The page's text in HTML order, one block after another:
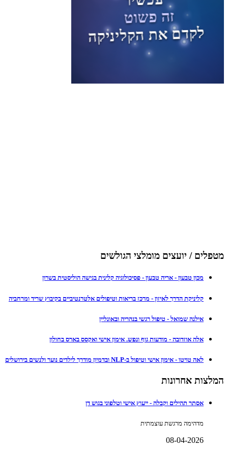
מטפלים / יועצים מומלצי הגולשים
מכון טבעון - אריה טבעון - פסיכולוגיה קלינית בגישה הוליסטית בשרון
קליניקת הדרך לאיזון - מרכז בריאות וטיפולים אלטרנטיביים בקיבוץ שריד ומרחביה
אילנה שמואל - טיפול רגשי בנהריה ובאונליין
אלה אוזדובה - מודעות גוף ונפש. אימון אישי ואקסס בארס בחולון
לאה טויטו - אימון אישי וטיפול ב-NLP ובדמיון מודרך לילדים נוער ולנשים בירושלים
המלצות אחרונות
אסתר תהילים וקבלה - ייעוץ אישי וטלפוני בגוש דן
מדהימה מרגשת עוצמתית
08-04-2026